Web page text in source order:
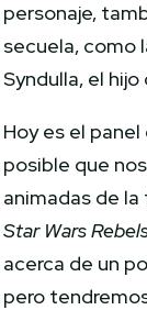
personaje,
secuela, como
Syndulla, el hijo
Hoy es el panel
posible que
animadas de
Star Wars
acerca de un
pero